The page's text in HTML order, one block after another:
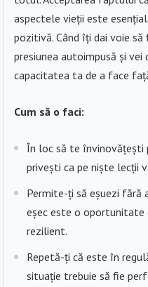
aspectele vieții este
pozitivă. Când îți dai voie
presiunea autoimpusă și
capacitatea ta de a face
Cum să o faci:
În loc să te învinovățești
privești ca pe niște lecții
Permite-ți să eșuezi fără
eșec este o oportunitate
rezilient.
Repetă-ți că este în
situație trebuie să fie